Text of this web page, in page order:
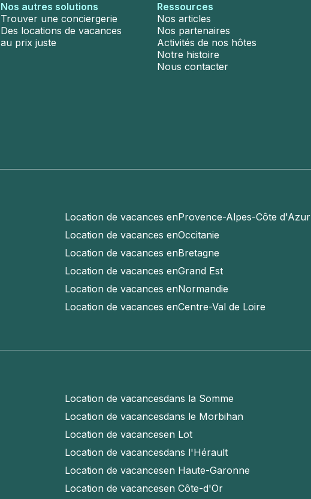
Nos autres solutions
Trouver une conciergerie
Des locations de vacances
au prix juste
Ressources
Nos articles
Nos partenaires
Activités de nos hôtes
Notre histoire
Nous contacter
Location de vacances enProvence-Alpes-Côte d'Azur
Location de vacances enOccitanie
Location de vacances enBretagne
Location de vacances enGrand Est
Location de vacances enNormandie
Location de vacances enCentre-Val de Loire
Location de vacancesdans la Somme
Location de vacancesdans le Morbihan
Location de vacancesen Lot
Location de vacancesdans l'Hérault
Location de vacancesen Haute-Garonne
Location de vacancesen Côte-d'Or